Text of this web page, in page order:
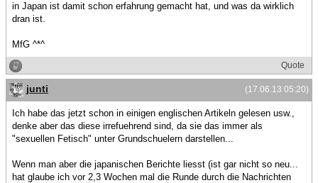
in Japan ist damit schon erfahrung gemacht hat, und was da wirklich
dran ist.
MfG ^*^
Quote
(17.06.13 05:20)
junti
Ich habe das jetzt schon in einigen englischen Artikeln gelesen usw.,
denke aber das diese irrefuehrend sind, da sie das immer als
"sexuellen Fetisch" unter Grundschuelern darstellen...
Wenn man aber die japanischen Berichte liesst (ist gar nicht so neu...
hat glaube ich vor 2,3 Wochen mal die Runde durch die Nachrichten